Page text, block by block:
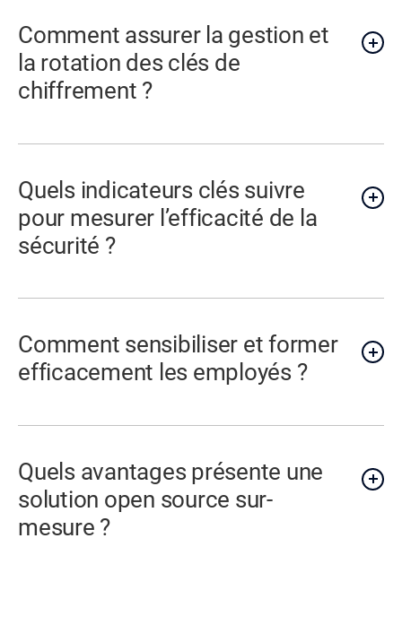
Comment assurer la gestion et
la rotation des clés de
chiffrement ?
Quels indicateurs clés suivre
pour mesurer l’efficacité de la
sécurité ?
Comment sensibiliser et former
efficacement les employés ?
Quels avantages présente une
solution open source sur-
mesure ?